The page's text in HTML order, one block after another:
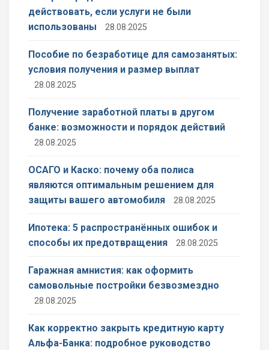
действовать, если услуги не были
использованы
28.08.2025
Пособие по безработице для самозанятых:
условия получения и размер выплат
28.08.2025
Получение заработной платы в другом
банке: возможности и порядок действий
28.08.2025
ОСАГО и Каско: почему оба полиса
являются оптимальным решением для
защиты вашего автомобиля
28.08.2025
Ипотека: 5 распространённых ошибок и
способы их предотвращения
28.08.2025
Гаражная амнистия: как оформить
самовольные постройки безвозмездно
28.08.2025
Как корректно закрыть кредитную карту
Альфа-Банка: подробное руководство